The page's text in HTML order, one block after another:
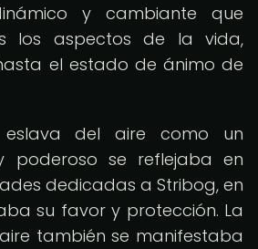
y cambiante que
los aspectos de la vida,
el estado de ánimo de
eslava del aire como un
poderoso se reflejaba en
dedicadas a Stribog, en
su favor y protección. La
también se manifestaba